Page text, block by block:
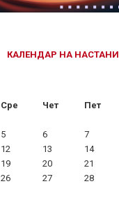
КАЛЕНДАР НА НАСТАНИ
Сре Чет Пет
5 6 7
12 13 14
19 20 21
26 27 28